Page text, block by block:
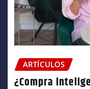
ARTÍCULOS
¿Compra